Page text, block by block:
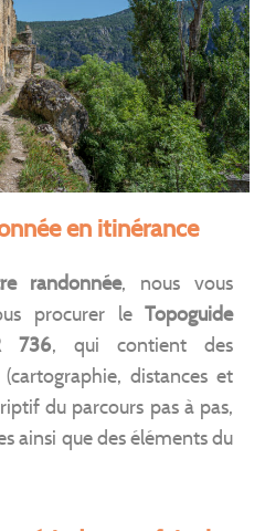
en itinérance
randonnée, nous vous
procurer leTopoguide
736, qui contient des
distances et
du parcours pas à pas,
ainsi que des éléments du